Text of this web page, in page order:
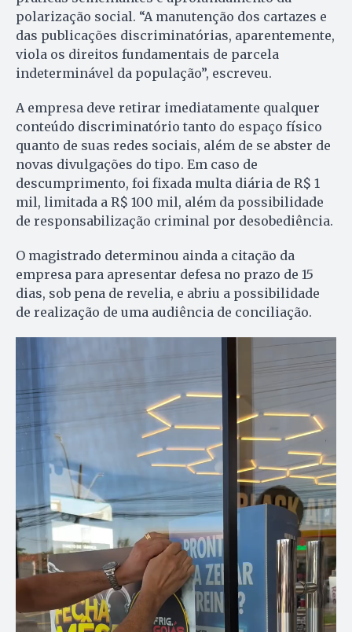
polarização social. “A manutenção dos cartazes e
das publicações discriminatórias, aparentemente,
viola os direitos fundamentais de parcela
indeterminável da população”, escreveu.
A empresa deve retirar imediatamente qualquer
conteúdo discriminatório tanto do espaço físico
quanto de suas redes sociais, além de se abster de
novas divulgações do tipo. Em caso de
descumprimento, foi fixada multa diária de R$ 1
mil, limitada a R$ 100 mil, além da possibilidade
de responsabilização criminal por desobediência.
O magistrado determinou ainda a citação da
empresa para apresentar defesa no prazo de 15
dias, sob pena de revelia, e abriu a possibilidade
de realização de uma audiência de conciliação.